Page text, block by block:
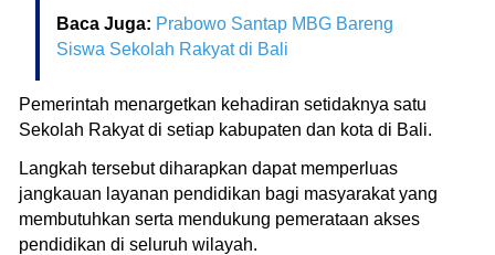
Baca Juga: Prabowo Santap MBG Bareng
Siswa Sekolah Rakyat di Bali
Pemerintah menargetkan kehadiran setidaknya satu
Sekolah Rakyat di setiap kabupaten dan kota di Bali.
Langkah tersebut diharapkan dapat memperluas
jangkauan layanan pendidikan bagi masyarakat yang
membutuhkan serta mendukung pemerataan akses
pendidikan di seluruh wilayah.